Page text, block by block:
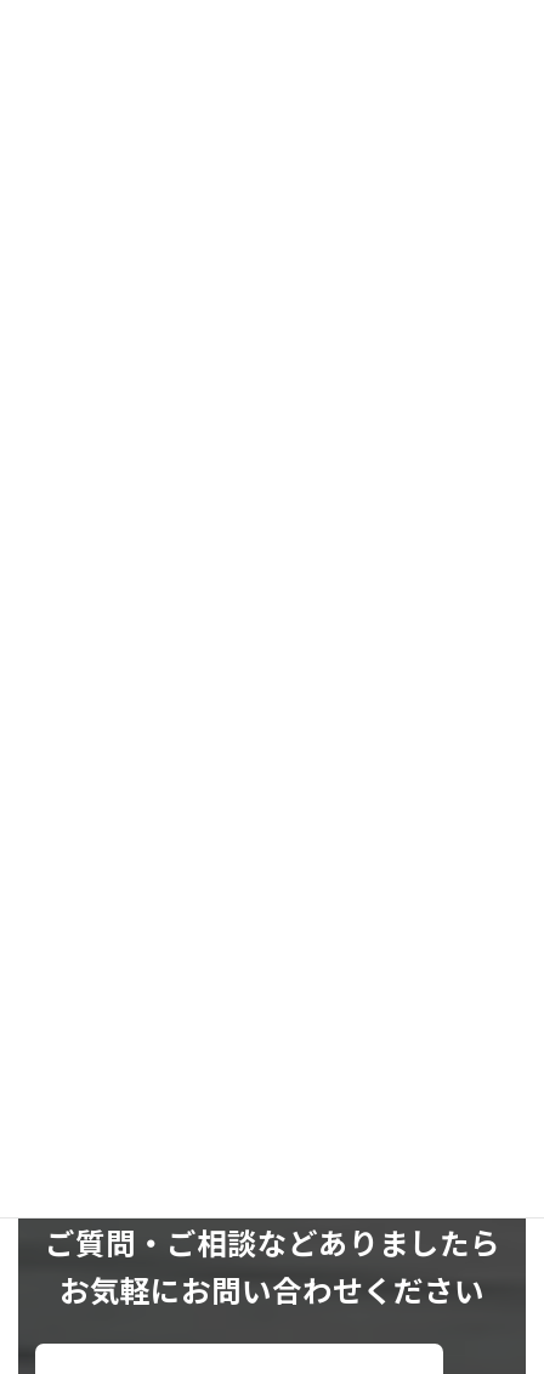
ご質問・ご相談などありましたら
お気軽にお問い合わせください